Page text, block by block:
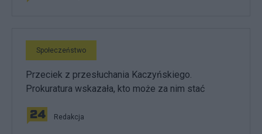
Społeczeństwo
Przeciek z przesłuchania Kaczyńskiego.
Prokuratura wskazała, kto może za nim stać
Redakcja